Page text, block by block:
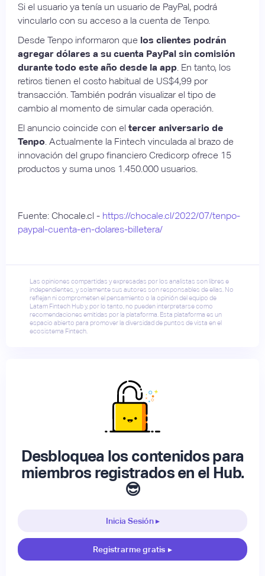
Si el usuario ya tenía un usuario de PayPal, podrá
vincularlo con su acceso a la cuenta de Tenpo.
Desde Tenpo informaron que los clientes podrán
agregar dólares a su cuenta PayPal sin comisión
durante todo este año desde la app . En tanto, los
retiros tienen el costo habitual de US$4,99 por
transacción. También podrán visualizar el tipo de
cambio al momento de simular cada operación.
El anuncio coincide con el tercer aniversario de
Tenpo . Actualmente la Fintech vinculada al brazo de
innovación del grupo financiero Credicorp ofrece 15
productos y suma unos 1.450.000 usuarios.
Fuente: Chocale.cl - https://chocale.cl/2022/07/tenpo-
paypal-cuenta-en-dolares-billetera/
Las opiniones compartidas y expresadas por los analistas son libres e
independientes, y solamente sus autores son responsables de ellas. No
reflejan ni comprometen el pensamiento o la opinión del equipo de
Latam Fintech Hub y, por lo tanto, no pueden interpretarse como
recomendaciones emitidas por la plataforma. Esta plataforma es un
espacio abierto para promover la diversidad de puntos de vista en el
ecosistema Fintech.
Desbloquea los contenidos para
miembros registrados en el Hub.
😎
Inicia Sesión ▸
Registrarme gratis ▸